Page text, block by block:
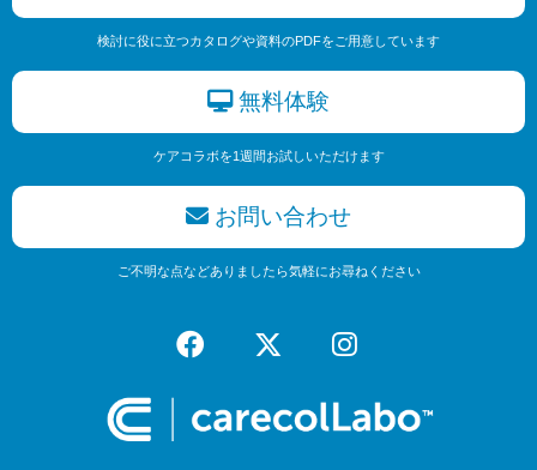
検討に役に立つカタログや資料のPDFをご用意しています
無料体験
ケアコラボを1週間お試しいただけます
お問い合わせ
ご不明な点などありましたら気軽にお尋ねください